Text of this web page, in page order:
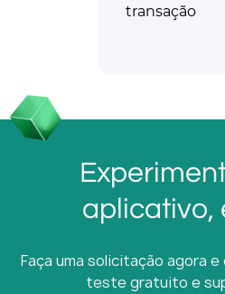
transação
aplicativo,
Faça uma solicitação agora
teste gratuito e